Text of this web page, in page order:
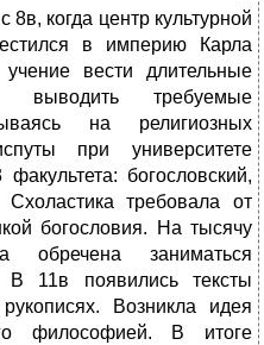
8в, когда центр культурной
в империю Карла
вести длительные
требуемые
на религиозных
при университете
богословский,
требовала от
богословия. На тысячу
заниматься
В 11в появились тексты
Возникла идея
философией. В итоге